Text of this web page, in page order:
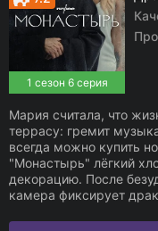
1 сезон 6 серия
Мария считала, что
террасу: гремит
всегда можно купить
"Монастырь" лёгкий
декорацию. После
камера фиксирует